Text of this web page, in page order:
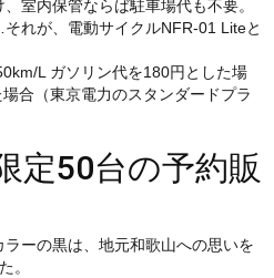
室内保管ならば駐車場代も不要。
れが、電動サイクルNFR-01 Liteと
L ガソリン代を180円とした場
合（東京電力のスタンダードプラ
定50台の予約販
ーの黒は、地元和歌山への思いを
。